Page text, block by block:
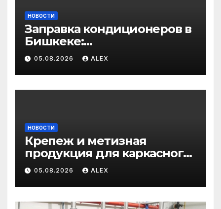
НОВОСТИ
Заправка кондиционеров в
Бишкеке:
профессиональные услуги
для дома и авто
05.08.2026 ALEX
НОВОСТИ
Крепеж и метизная
продукция для каркасного
и загородного
строительства: от
саморезов до анкеров
05.08.2026 ALEX